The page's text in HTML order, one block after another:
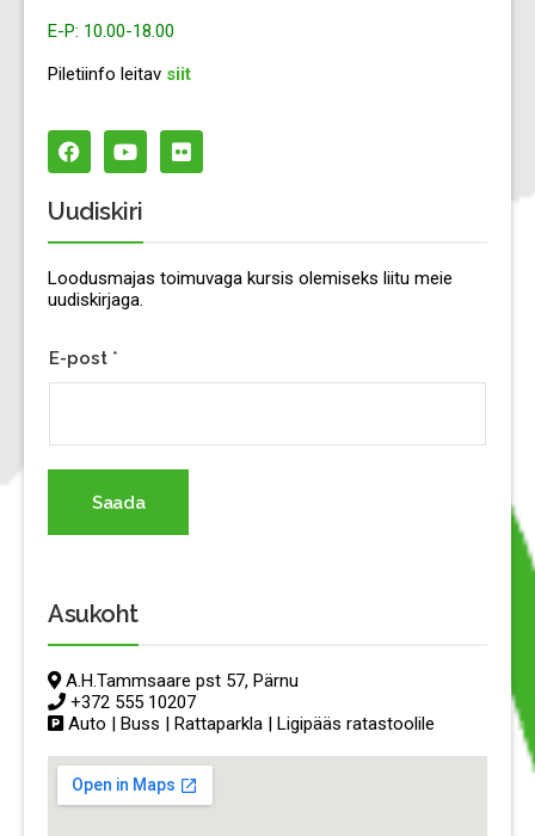
E-P: 10.00-18.00
Piletiinfo leitav siit
Uudiskiri
Loodusmajas toimuvaga kursis olemiseks liitu meie
uudiskirjaga.
E-post *
Saada
Asukoht
A.H.Tammsaare pst 57, Pärnu
+372 555 10207
Auto | Buss | Rattaparkla | Ligipääs ratastoolile